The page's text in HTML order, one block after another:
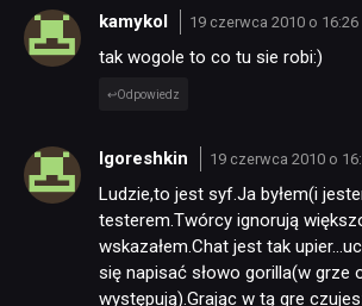
kamykol 19 czerwca 2010 o 16:26
tak wogole to co tu sie robi:)
Odpowiedz
Igoreshkin 19 czerwca 2010 o
Ludzie,to jest syf.Ja byłem(i
testerem.Twórcy ignorują
wskazałem.Chat jest tak
się napisać słowo gorilla(w grze
występują).Grając w tą gre